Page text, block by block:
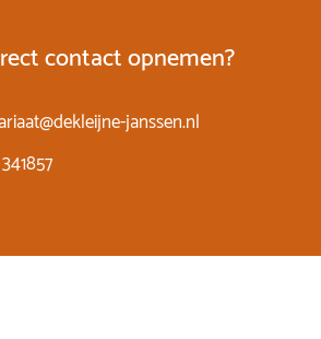
contact opnemen?
janssen.nl